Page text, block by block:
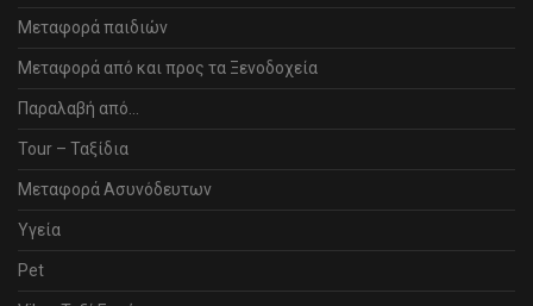
Μεταφορά παιδιών
Μεταφορά από και προς τα Ξενοδοχεία
Παραλαβή από…
Tour – Ταξίδια
Μεταφορά Ασυνόδευτων
Υγεία
Pet